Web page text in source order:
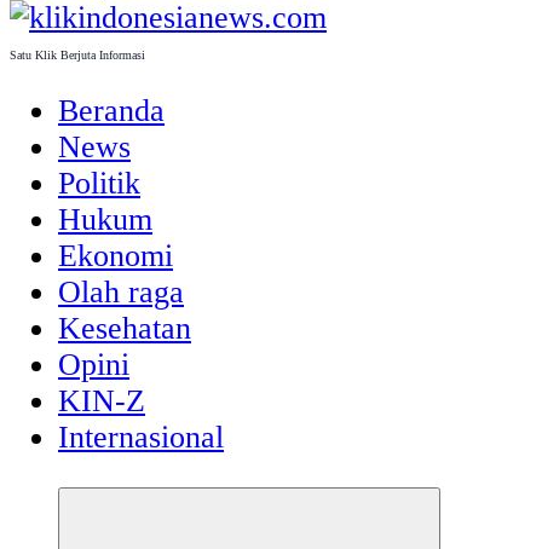
Satu Klik Berjuta Informasi
Beranda
News
Politik
Hukum
Ekonomi
Olah raga
Kesehatan
Opini
KIN-Z
Internasional